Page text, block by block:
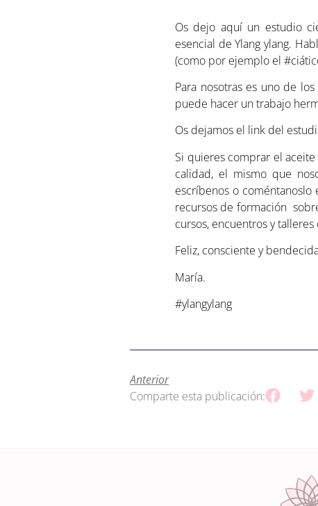
Os dejo aquí un estudio
esencial de Ylang ylang.
(como por ejemplo el
Para nosotras es uno de
puede hacer un trabajo
Os dejamos el link del
Si quieres comprar el
calidad, el mismo que
escríbenos o coméntanoslo
recursos de formación
cursos, encuentros y
Feliz, consciente y
María.
#ylangylang
Anterior
Comparte esta publicación: